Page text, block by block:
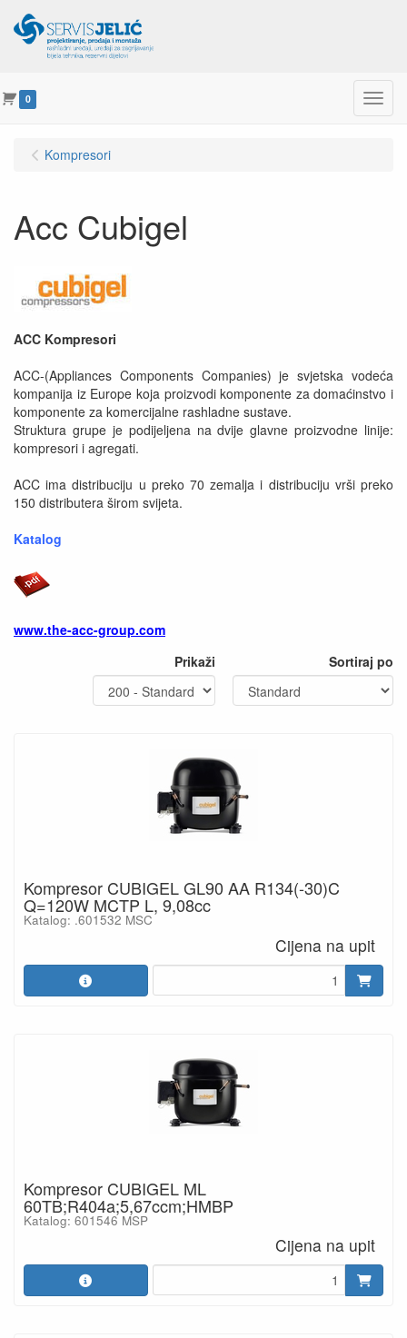
0 Menu
Kompresori
Acc Cubigel
ACC Kompresori
ACC-(Appliances Components Companies) je svjetska vodeća
kompanija iz Europe koja proizvodi komponente za domaćinstvo i
komponente za komercijalne rashladne sustave.
Struktura grupe je podijeljena na dvije glavne proizvodne linije:
kompresori i agregati.
ACC ima distribuciju u preko 70 zemalja i distribuciju vrši preko
150 distributera širom svijeta.
Katalog
www.the-acc-group.com
Prikaži
Sortiraj po
Kompresor CUBIGEL GL90 AA R134(-30)C
Q=120W MCTP L, 9,08cc
Katalog: .601532 MSC
Cijena na upit
Kompresor CUBIGEL ML
60TB;R404a;5,67ccm;HMBP
Katalog: 601546 MSP
Cijena na upit